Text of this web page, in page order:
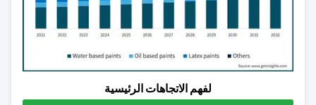
لفهم الاتجاهات الرئيسية